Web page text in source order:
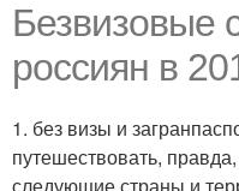
Безвизовые
россиян в
1. без визы и
путешествовать,